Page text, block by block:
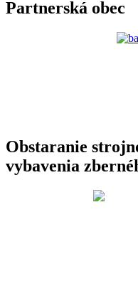
Partnerská obec
Obstaranie
vybavenia